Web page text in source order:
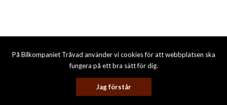
På Bilkompaniet Tråvad använder vi cookies för att webbplatsen ska
fungera på ett bra sätt för dig.
Jag förstår